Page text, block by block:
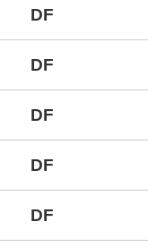
DF
DF
DF
DF
DF